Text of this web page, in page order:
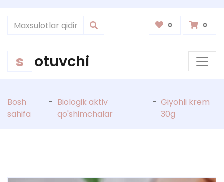
0 0
s otuvchi
Bosh
sahifa
- Biologik aktiv
qo'shimchalar
- Giyohli krem
30g